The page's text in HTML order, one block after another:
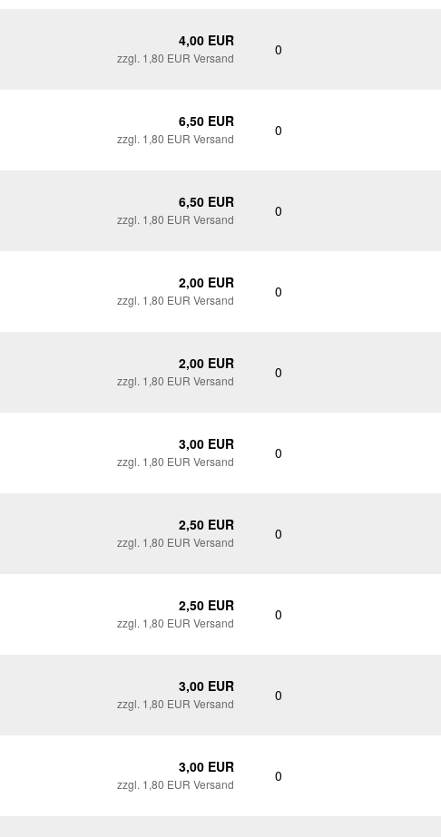
4,00 EUR
zzgl. 1,80 EUR Versand 0
6,50 EUR
zzgl. 1,80 EUR Versand 0
6,50 EUR
zzgl. 1,80 EUR Versand 0
2,00 EUR
zzgl. 1,80 EUR Versand 0
2,00 EUR
zzgl. 1,80 EUR Versand 0
3,00 EUR
zzgl. 1,80 EUR Versand 0
2,50 EUR
zzgl. 1,80 EUR Versand 0
2,50 EUR
zzgl. 1,80 EUR Versand 0
3,00 EUR
zzgl. 1,80 EUR Versand 0
3,00 EUR
zzgl. 1,80 EUR Versand 0